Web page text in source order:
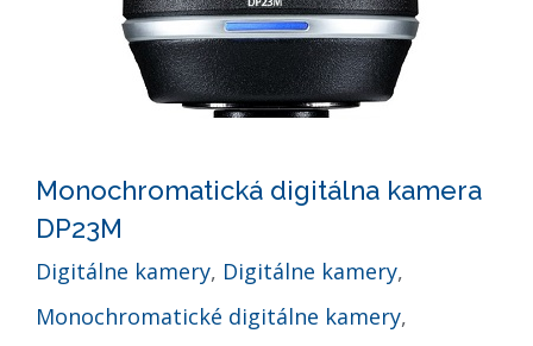
Monochromatická digitálna kamera
DP23M
Digitálne kamery, Digitálne kamery,
Monochromatické digitálne kamery,